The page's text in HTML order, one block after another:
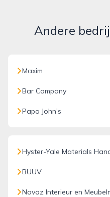
Andere
Maxim
Bar Company
Papa John's
Hyster-Yale Materials
BUUV
Novaz Interieur en